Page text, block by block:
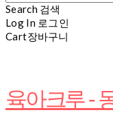
Search 검색
Log In 로그인
Cart장바구니
육아크루 -